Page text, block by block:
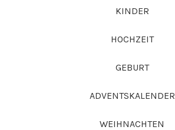
KINDER
HOCHZEIT
GEBURT
ADVENTSKALENDER
WEIHNACHTEN